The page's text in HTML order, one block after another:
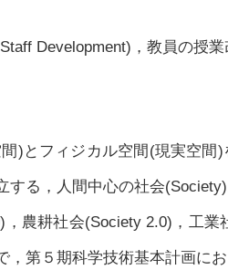
Development)，教員の授業
)とフィジカル空間(現実空
する，人間中心の社会(Society)
農耕社会(Society 2.0)，工
，第５期科学技術基本計画に